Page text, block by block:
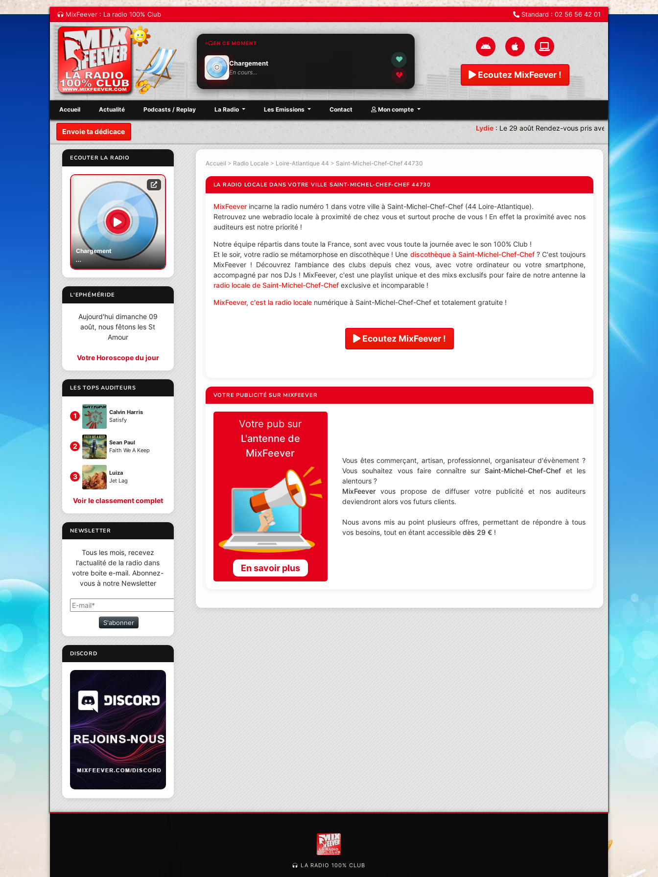
MixFeever : La radio 100% Club Standard : 02 56 56 42 01
EN CE MOMENT
Chargement
En cours… Ecoutez MixFeever !
Accueil Actualité Podcasts / Replay La Radio Les Emissions Contact Mon compte
Envoie ta dédicace Lydie:Le 29 août Rendez-vous pris avec une équipe
ECOUTER LA RADIO
Chargement
...
L'EPHÉMÉRIDE
Aujourd'hui dimanche 09
août, nous fêtons les St
Amour
Votre Horoscope du jour
LES TOPS AUDITEURS
1
Calvin Harris
Satisfy
2
Sean Paul
Faith We A Keep
3
Luiza
Jet Lag
Voir le classement complet
NEWSLETTER
Tous les mois, recevez
l'actualité de la radio dans
votre boite e-mail. Abonnez-
vous à notre Newsletter
S'abonner
DISCORD
Accueil > Radio Locale> Loire-Atlantique 44 > Saint-Michel-Chef-Chef 44730
LA RADIO LOCALE DANS VOTRE VILLE SAINT-MICHEL-CHEF-CHEF 44730
MixFeeverincarne la radio numéro 1 dans votre ville à Saint-Michel-Chef-Chef (44 Loire-Atlantique).
Retrouvez une webradio locale à proximité de chez vous et surtout proche de vous ! En effet la proximité avec nos
auditeurs est notre priorité !
Notre équipe répartis dans toute la France, sont avec vous toute la journée avec le son 100% Club !
Et le soir, votre radio se métamorphose en discothèque ! Une discothèque à Saint-Michel-Chef-Chef? C'est toujours
MixFeever ! Découvrez l'ambiance des clubs depuis chez vous, avec votre ordinateur ou votre smartphone,
accompagné par nos DJs ! MixFeever, c'est une playlist unique et des mixs exclusifs pour faire de notre antenne la
radio locale de Saint-Michel-Chef-Chefexclusive et incomparable !
MixFeever, c'est la radio localenumérique à Saint-Michel-Chef-Chef et totalement gratuite !
Ecoutez MixFeever !
VOTRE PUBLICITÉ SUR MIXFEEVER
Votre pub sur
L'antenne de
MixFeever
En savoir plus
Vous êtes commerçant, artisan, professionnel, organisateur d'évènement ?
Vous souhaitez vous faire connaître surSaint-Michel-Chef-Chef et les
alentours ?
MixFeever vous propose de diffuser votre publicité et nos auditeurs
deviendront alors vos futurs clients.
Nous avons mis au point plusieurs offres, permettant de répondre à tous
vos besoins, tout en étant accessibledès 29 € !
LA RADIO 100% CLUB